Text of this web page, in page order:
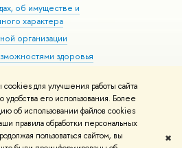
для улучшения работы сайта
его использования. Более
об использовании файлов cookies
правила обработки персональных
пользоваться сайтом, вы
✖
об имуществе и
характера
организации
здоровья